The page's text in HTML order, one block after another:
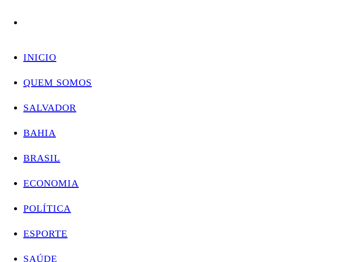
Skip
INICIO
QUEM SOMOS
SALVADOR
BAHIA
BRASIL
ECONOMIA
POLÍTICA
ESPORTE
SAÚDE